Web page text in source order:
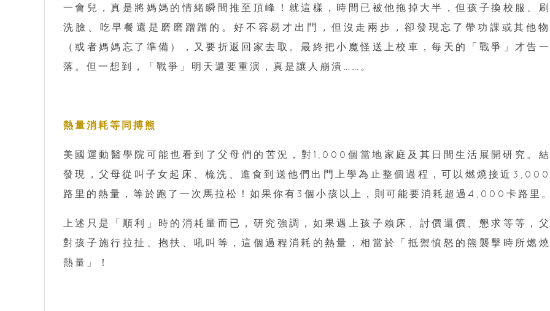
一會兒，真是將媽媽的情緒瞬間推至頂峰！就這樣，時間已被他拖掉大半，但孩子換校服、
洗臉、吃早餐還是磨磨蹭蹭的。好不容易才出門，但沒走兩步，卻發現忘了帶功課或其他
（或者媽媽忘了準備），又要折返回家去取。最終把小魔怪送上校車，每天的「戰爭」才告
落。但一想到，「戰爭」明天還要重演，真是讓人崩潰……。
熱量消耗等同搏熊
美國運動醫學院可能也看到了父母們的苦況，對1,000個當地家庭及其日間生活展開研究。
發現，父母從叫子女起床、梳洗、進食到送他們出門上學為止整個過程，可以燃燒接近
路里的熱量，等於跑了一次馬拉松！如果你有3個小孩以上，則可能要消耗超過4,000卡路里
上述只是「順利」時的消耗量而已，研究強調，如果遇上孩子賴床、討價還價、懇求等等，
對孩子施行拉扯、抱扶、吼叫等，這個過程消耗的熱量，相當於「抵禦憤怒的熊襲擊時所燃
熱量」！